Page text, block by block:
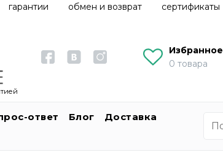
гарантии обмен и возврат сертификаты
Избранное
0 товара
ответ Блог
Доставка